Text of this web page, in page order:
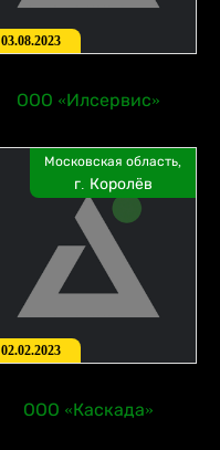
03.08.2023
ООО «Илсервис»
Московская область,
г. Королёв
02.02.2023
ООО «Каскада»